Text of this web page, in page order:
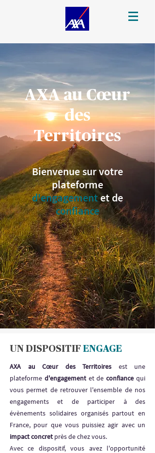
AXA au Cœur
des
Territoires
Bienvenue sur votre
plateforme
d'engagementet de
confiance
UN DISPOSITIF ENGAGE
AXA au Cœur des Territoires est une
plateforme d'engagementet deconfiance qui
vous permet de retrouver l'ensemble de nos
engagements et de participer à des
évènements solidaires organisés partout en
France, pour que vous puissiez agir avec un
impact concret près de chez vous.
Avec ce dispositif, vous avez l'opportunité